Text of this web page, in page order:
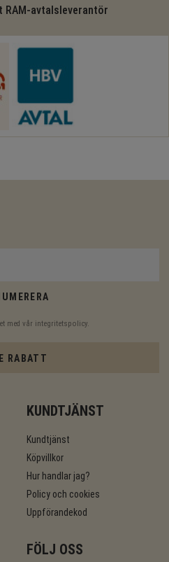
RAM-avtalsleverantör
med vår integritetspolicy
RABATT
KUNDTJÄNST
Kundtjänst
Köpvillkor
Hur handlar jag?
Policy och cookies
Uppförandekod
FÖLJ OSS